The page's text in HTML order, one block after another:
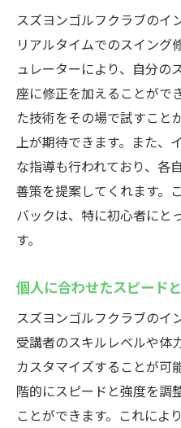
スズヨンゴルフクラブのイ
リアルタイムでのスイング
ュレーターにより、自分の
座に修正を加えることがで
た技術をその場で試すこと
上が期待できます。また、
な指導も行われており、各
善策を提案してくれます。
バックは、特に初心者にと
す。
個人に合わせたスピード
スズヨンゴルフクラブのイ
受講者のスキルレベルや体
カスタマイズすることが可
階的にスピードと強度を調
ことができます。これによ